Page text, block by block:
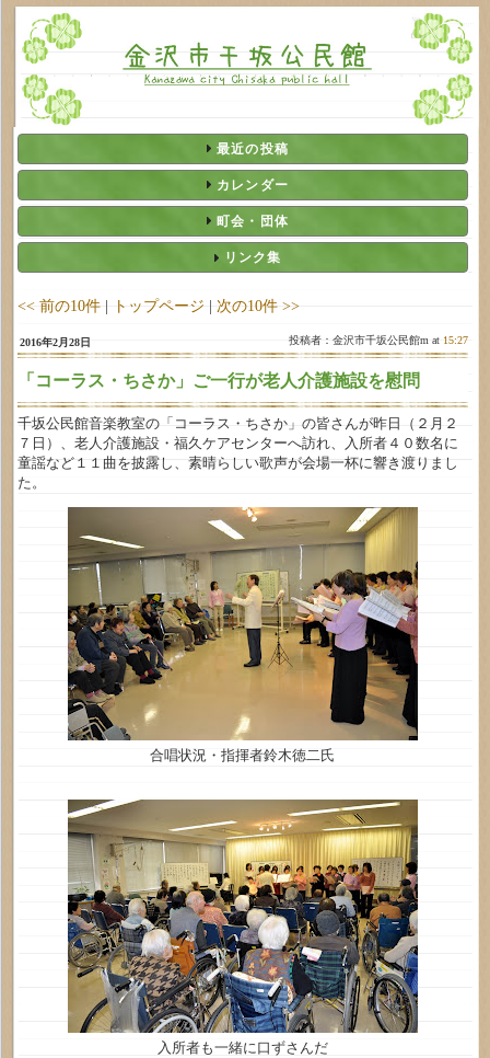
最近の投稿
カレンダー
町会・団体
リンク集
<< 前の10件| トップページ | 次の10件 >>
2016年2月28日 投稿者：金沢市千坂公民館m at 15:27
「コーラス・ちさか」ご一行が老人介護施設を慰問
千坂公民館音楽教室の「コーラス・ちさか」の皆さんが昨日（２月２
７日）、老人介護施設・福久ケアセンターへ訪れ、入所者４０数名に
童謡など１１曲を披露し、素晴らしい歌声が会場一杯に響き渡りまし
た。
合唱状況・指揮者鈴木徳二氏
入所者も一緒に口ずさんだ